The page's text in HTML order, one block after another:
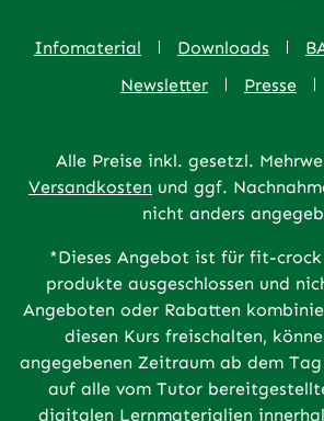
Infomaterial Downloads
Newsletter
Presse
Alle Preise inkl. gesetzl.
Versandkosten und ggf.
nicht anders
*Dieses Angebot ist für fit-
produkte ausgeschlossen und
Angeboten oder Rabatten
diesen Kurs freischalten,
angegebenen Zeitraum ab dem
auf alle vom Tutor
digitalen Lernmaterialien